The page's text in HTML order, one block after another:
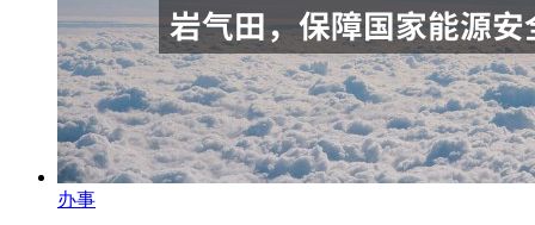
办事